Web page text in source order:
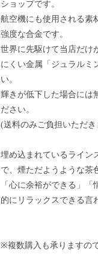
ショップです。
航空機にも使用される素
強度な合金です。
世界に先駆けて当店だけ
にくい金属「ジュラルミ
い。
輝きが低下した場合には
ださい。
(送料のみご負担いただき
埋め込まれているライン
で、煙ただようような茶
「心に余裕ができる」
的にリラックスできる言
※複数購入も承りますの